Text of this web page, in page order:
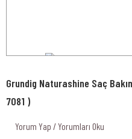
Grundig Naturashine Saç
7081 )
Yorum Yap / Yorumları Oku